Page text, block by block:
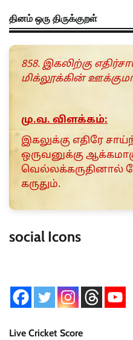
தினம் ஒரு திருக்குறள்
858. இகலிற்கு
மிக்லூக்கின்
மு.வ. விளக்கம்:
இகலுக்கு எதிரே
ஒருவனுக்கு
வெல்லக்கருதினால்
கருதும்.
social Icons
Live Cricket Score